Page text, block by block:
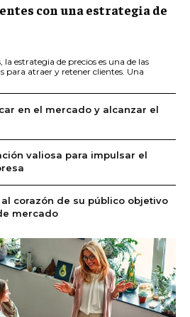
con una estrategia de
estrategia de precios es una de las
para atraer y retener clientes. Una
en el mercado y alcanzar el
valiosa para impulsar el
corazón de su público objetivo
mercado